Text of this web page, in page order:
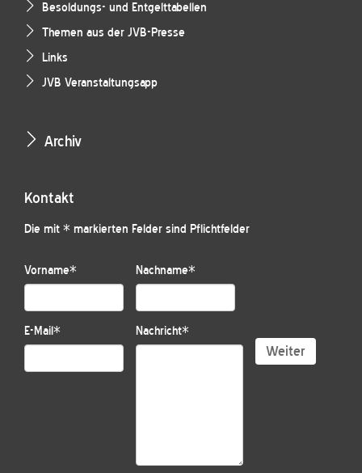
Besoldungs- und Entgelttabellen
Themen aus der JVB-Presse
Links
JVB Veranstaltungsapp
Archiv
Kontakt
Die mit * markierten Felder sind Pflichtfelder
Vorname* Nachname*
E-Mail* Nachricht*
Weiter